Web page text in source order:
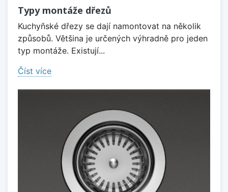
Typy montáže dřezů
Kuchyňské dřezy se dají namontovat na několik
způsobů. Většina je určených výhradně pro jeden
typ montáže. Existují...
Číst více